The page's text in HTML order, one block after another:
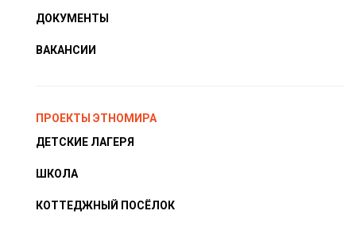
ДОКУМЕНТЫ
ВАКАНСИИ
ПРОЕКТЫ ЭТНОМИРА
ДЕТСКИЕ ЛАГЕРЯ
ШКОЛА
КОТТЕДЖНЫЙ ПОСЁЛОК